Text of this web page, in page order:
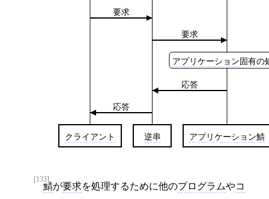
クライアント 逆串 アプリケーション鯖
要求
要求
アプリケーション固有の
応答
応答
[133]
鯖が要求を処理するために他のプログラムやコ